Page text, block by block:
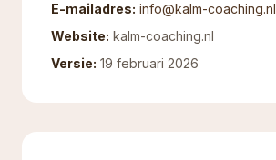
E-mailadres: info@kalm-coaching.nl
Website: kalm-coaching.nl
Versie: 19 februari 2026